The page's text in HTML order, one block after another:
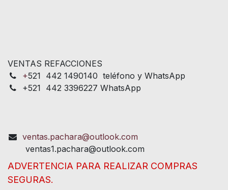
VENTAS REFACCIONES
+521 442 1490140 teléfono y WhatsApp
+521 442 3396227 WhatsApp
ventas.pachara@outlook.com
ventas1.pachara@outlook.com
ADVERTENCIA PARA REALIZAR COMPRAS
SEGURAS.